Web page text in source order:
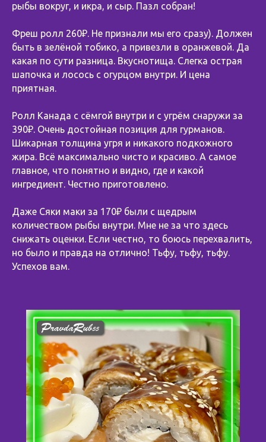
рыбы вокруг, и икра, и сыр. Пазл собран!
Фреш ролл 260₽. Не признали мы его сразу). Должен
быть в зелёной тобико, а привезли в оранжевой. Да
какая по сути разница. Вкуснотища. Слегка острая
шапочка и лосось с огурцом внутри. И цена
приятная.
Ролл Канада с сёмгой внутри и с угрём снаружи за
390₽. Очень достойная позиция для гурманов.
Шикарная толщина угря и никакого подкожного
жира. Всё максимально чисто и красиво. А самое
главное, что понятно и видно, где и какой
ингредиент. Честно приготовлено.
Даже Сяки маки за 170₽ были с щедрым
количеством рыбы внутри. Мне не за что здесь
снижать оценки. Если честно, то боюсь перехвалить,
но было и правда на отлично! Тьфу, тьфу, тьфу.
Успехов вам.